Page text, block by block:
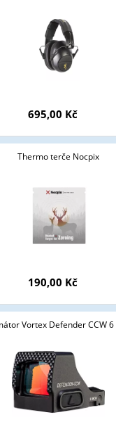
695,00 Kč
Thermo terče Nocpix
190,00 Kč
Vortex Defender CCW 6
pouze odborné
oblasti zbraně a
podmínky?